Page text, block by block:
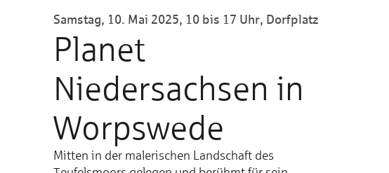
Samstag, 10. Mai 2025, 10 bis 17 Uhr, Dorfplatz
Planet
Niedersachsen in
Worpswede
Mitten in der malerischen Landschaft des